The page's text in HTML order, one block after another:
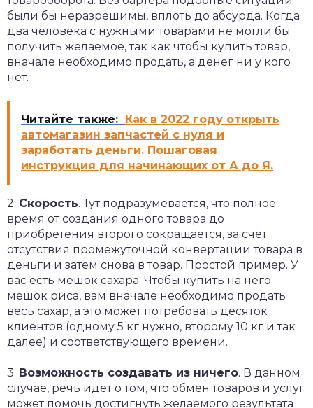
были бы неразрешимы, вплоть до абсурда. Когда
два человека с нужными товарами не могли бы
получить желаемое, так как чтобы купить товар,
вначале необходимо продать, а денег ни у кого
нет.
Читайте также:
Как в 2022 году открыть
автомагазин запчастей с нуля и
заработать деньги. Пошаговая
инструкция для начинающих от А до Я.
2. Скорость. Тут подразумевается, что полное
время от создания одного товара до
приобретения второго сокращается, за счет
отсутствия промежуточной конвертации товара в
деньги и затем снова в товар. Простой пример. У
вас есть мешок сахара. Чтобы купить на него
мешок риса, вам вначале необходимо продать
весь сахар, а это может потребовать десяток
клиентов (одному 5 кг нужно, второму 10 кг и так
далее) и соответствующего времени.
3. Возможность создавать из ничего. В данном
случае, речь идет о том, что обмен товаров и услуг
может помочь достигнуть желаемого результата